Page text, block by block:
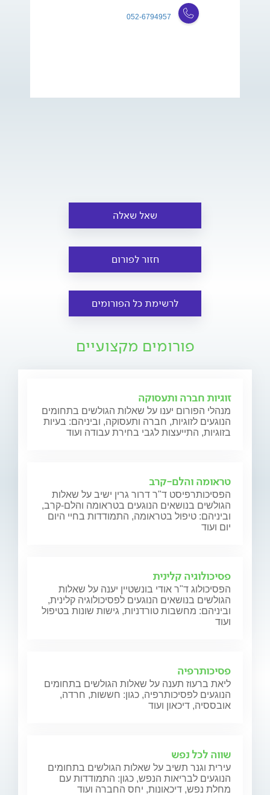
052-6794957
שאל שאלה
חזור לפורום
לרשימת כל הפורומים
פורומים מקצועיים
זוגיות חברה ותעסוקה
מנהלי הפורום יענו על שאלות הגולשים בתחומים
הנוגעים לזוגיות, חברה ותעסוקה, וביניהם: בעיות
בזוגיות, התייעצות לגבי בחירת עבודה ועוד
טראומה והלם-קרב
הפסיכותרפיסט ד"ר דרור גרין ישיב על שאלות
הגולשים בנושאים הנוגעים בטראומה והלם-קרב,
וביניהם: טיפול בטראומה, התמודדות בחיי היום
יום ועוד
פסיכולוגיה קלינית
הפסיכולוג ד"ר אודי בונשטיין יענה על שאלות
הגולשים בנושאים הנוגעים לפסיכולוגיה קלינית,
וביניהם: מחשבות טורדניות, גישות שונות בטיפול
ועוד
פסיכותרפיה
ליאת ברעוז תענה על שאלות הגולשים בתחומים
הנוגעים לפסיכותרפיה, כגון: חששות, חרדה,
אובססיה, דיכאון ועוד
שווה לכל נפש
עירית וגנר תשיב על שאלות הגולשים בתחומים
הנוגעים לבריאות הנפש, כגון: התמודדות עם
מחלת נפש, דיכאונות, יחס החברה ועוד